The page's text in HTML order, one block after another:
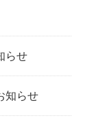
らせ
知らせ